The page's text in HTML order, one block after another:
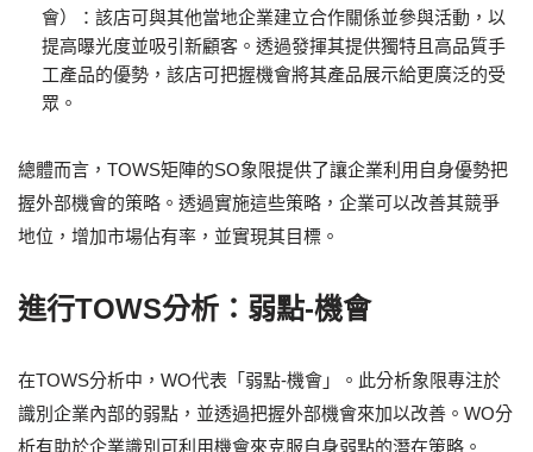
會）：該店可與其他當地企業建立合作關係並參與活動，以
提高曝光度並吸引新顧客。透過發揮其提供獨特且高品質手
工產品的優勢，該店可把握機會將其產品展示給更廣泛的受
眾。
總體而言，TOWS矩陣的SO象限提供了讓企業利用自身優勢把
握外部機會的策略。透過實施這些策略，企業可以改善其競爭
地位，增加市場佔有率，並實現其目標。
進行TOWS分析：弱點-機會
在TOWS分析中，WO代表「弱點-機會」。此分析象限專注於
識別企業內部的弱點，並透過把握外部機會來加以改善。WO分
析有助於企業識別可利用機會來克服自身弱點的潛在策略。